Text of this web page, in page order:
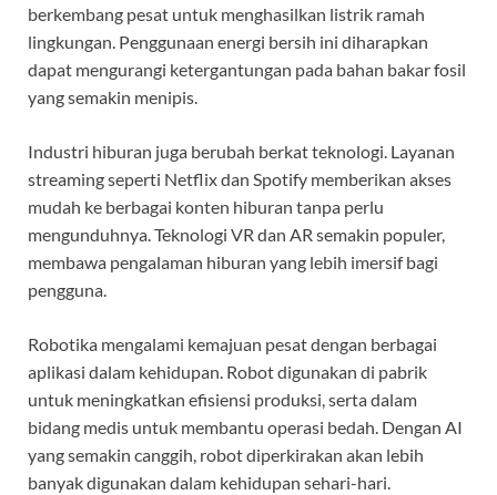
berkembang pesat untuk menghasilkan listrik ramah
lingkungan. Penggunaan energi bersih ini diharapkan
dapat mengurangi ketergantungan pada bahan bakar fosil
yang semakin menipis.
Industri hiburan juga berubah berkat teknologi. Layanan
streaming seperti Netflix dan Spotify memberikan akses
mudah ke berbagai konten hiburan tanpa perlu
mengunduhnya. Teknologi VR dan AR semakin populer,
membawa pengalaman hiburan yang lebih imersif bagi
pengguna.
Robotika mengalami kemajuan pesat dengan berbagai
aplikasi dalam kehidupan. Robot digunakan di pabrik
untuk meningkatkan efisiensi produksi, serta dalam
bidang medis untuk membantu operasi bedah. Dengan AI
yang semakin canggih, robot diperkirakan akan lebih
banyak digunakan dalam kehidupan sehari-hari.